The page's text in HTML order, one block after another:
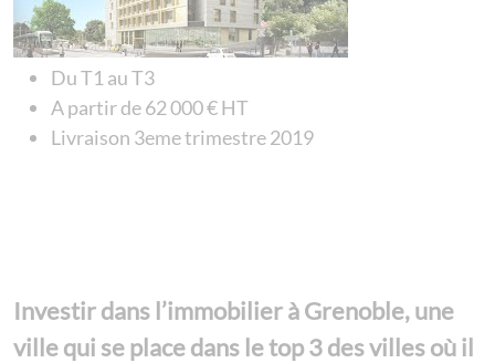
Du T1 au T3
A partir de 62 000 € HT
Livraison 3eme trimestre 2019
Investir dans l’immobilier à Grenoble, une
ville qui se place dans le top 3 des villes où il